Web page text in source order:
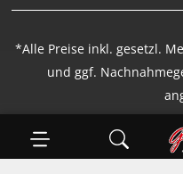
*Alle Preise inkl. gesetzl.
und ggf.